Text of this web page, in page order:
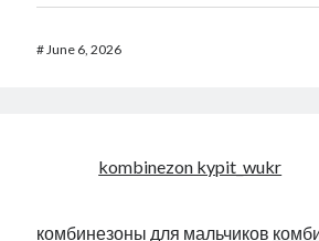
#June 6, 2026
kombinezon kypit_wukr
комбинезоны для мальчиков